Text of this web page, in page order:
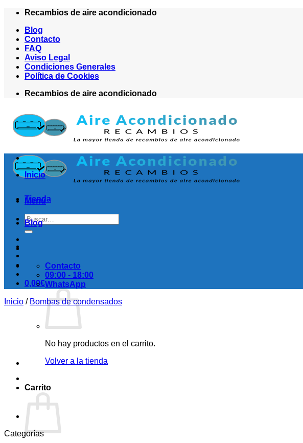
Saltar
contenido
Recambios de aire acondicionado
Blog
Contacto
FAQ
Aviso Legal
Condiciones Generales
Política de Cookies
Recambios de aire acondicionado
Menú
Buscar
por:
0,00€
No hay productos en el carrito.
Volver a la tienda
Carrito
Inicio
Tienda
Blog
Contacto
09:00 - 18:00
WhatsApp
Inicio / Bombas de condensados
Categorías